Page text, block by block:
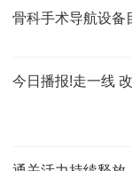
骨科手术导航设备
今日播报!走一线